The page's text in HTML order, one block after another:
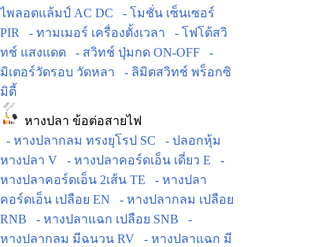
ไพลอตแล้มป์ AC DC
- โมชั่น เซ็นเซอร์
PIR
- ทามเมอร์ เครื่องตั้งเวลา
- โฟโต้สวิ
ทช์ แสงแดด
- สวิทช์ ปุ่มกด ON-OFF
-
มิเตอร์วัดรอบ วัดหลา
- ลิมิตสวิทช์ พร็อกซิ
มิตี้
หางปลา ข้อต่อสายไฟ
- หางปลากลม ทรงยุโรป SC
- ปลอกหุ้ม
หางปลา V
- หางปลาคอร์ดเอ็น เดี่ยว E
-
หางปลาคอร์ดเอ็น 2เส้น TE
- หางปลา
คอร์ดเอ็น เปลือย EN
- หางปลากลม เปลือย
RNB
- หางปลาแฉก เปลือย SNB
-
หางปลากลม มีฉนวน RV
- หางปลาแฉก มี